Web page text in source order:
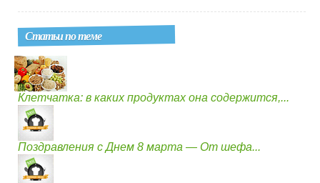
Статьи по теме
Клетчатка: в каких продуктах она содержится,...
Поздравления с Днем 8 марта — От шефа...